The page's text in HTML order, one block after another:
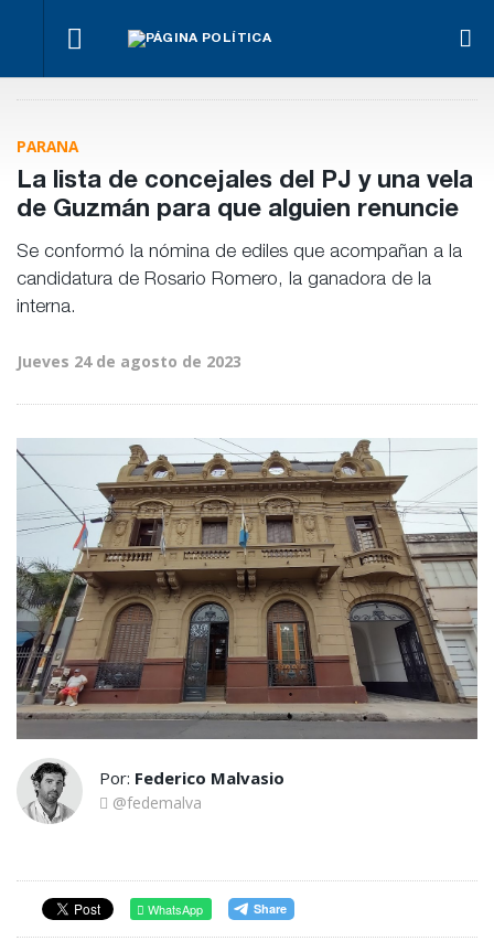
El
oficialismo
la reforma
Hacer lo
con el
Para Bahl, la
gestión
pública
PARANA
La lista de concejales del PJ y una vela
de Guzmán para que alguien renuncie
Se conformó la nómina de ediles que acompañan a la
candidatura de Rosario Romero, la ganadora de la
interna.
Jueves 24 de agosto de 2023
Por: Federico Malvasio
@fedemalva
WhatsApp